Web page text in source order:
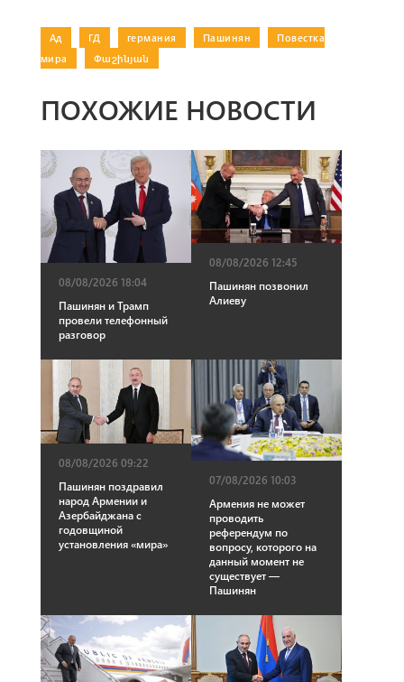
Ад ГД германия Пашинян
Повестка
мира
Փաշինյան
ПОХОЖИЕ НОВОСТИ
08/08/2026 18:04
Пашинян и Трамп
провели телефонный
разговор
08/08/2026 12:45
Пашинян позвонил
Алиеву
08/08/2026 09:22
Пашинян поздравил
народ Армении и
Азербайджана с
годовщиной
установления «мира»
07/08/2026 10:03
Армения не может
проводить
референдум по
вопросу, которого на
данный момент не
существует —
Пашинян